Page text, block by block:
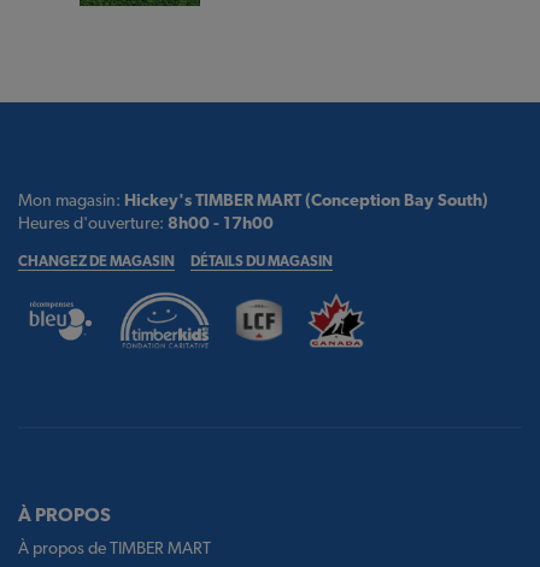
Mon magasin: Hickey's TIMBER MART (Conception Bay South)
Heures d'ouverture: 8h00 - 17h00
CHANGEZ DE MAGASIN DÉTAILS DU MAGASIN
À PROPOS
À propos de TIMBER MART